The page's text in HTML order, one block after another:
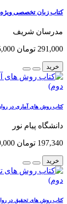
کتاب زبان تخصصی
مدرسان شریف
291,000 تومان
خرید
کتاب روش های آماری در
دانشگاه پیام نور
197,340 تومان
خرید
کتاب روش های تحقیق در